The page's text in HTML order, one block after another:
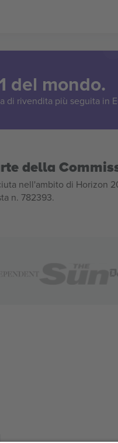
del mondo.
di rivendita più seguita in
della
nell'ambito di Horizon
n. 782393.